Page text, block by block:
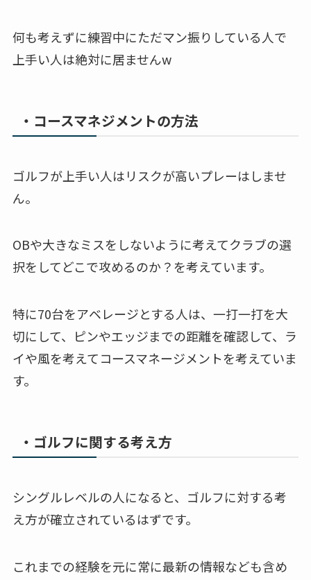
何も考えずに練習中にただマン振りしている人で
上手い人は絶対に居ませんw
・コースマネジメントの方法
ゴルフが上手い人はリスクが高いプレーはしませ
ん。
OBや大きなミスをしないように考えてクラブの選
択をしてどこで攻めるのか？を考えています。
特に70台をアベレージとする人は、一打一打を大
切にして、ピンやエッジまでの距離を確認して、ラ
イや風を考えてコースマネージメントを考えていま
す。
・ゴルフに関する考え方
シングルレベルの人になると、ゴルフに対する考
え方が確立されているはずです。
これまでの経験を元に常に最新の情報なども含め